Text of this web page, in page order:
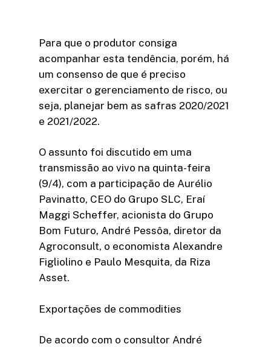
Para que o produtor consiga
acompanhar esta tendência, porém, há
um consenso de que é preciso
exercitar o gerenciamento de risco, ou
seja, planejar bem as safras 2020/2021
e 2021/2022.
O assunto foi discutido em uma
transmissão ao vivo na quinta-feira
(9/4), com a participação de Aurélio
Pavinatto, CEO do Grupo SLC, Eraí
Maggi Scheffer, acionista do Grupo
Bom Futuro, André Pessôa, diretor da
Agroconsult, o economista Alexandre
Figliolino e Paulo Mesquita, da Riza
Asset.
Exportações de commodities
De acordo com o consultor André